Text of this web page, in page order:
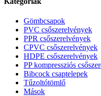
Gömbcsapok
PVC csőszerelvények
PPR csőszerelvények
CPVC csőszerelvények
HDPE csőszerelvények
PP kompressziós
Bibcock csaptelepek
Tűzoltótömlő
Mások